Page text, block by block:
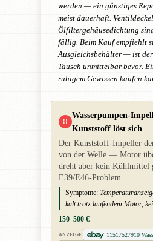
werden — ein günstiges
meist dauerhaft.
Ölfiltergehäusedichtung
fällig. Beim Kauf empfiehlt
Ausgleichsbehälter — ist
Tausch unmittelbar bevor.
ruhigem Gewissen kaufen
!!
Wasserpumpen-
Kunststoff löst sich
Der Kunststoff-Impeller
von der Welle — Motor
dreht aber kein Kühlmittel
E39/E46-Problem.
Symptome:
kalt trotz laufendem Motor,
150–500 €
ANZEIGE
11517527910